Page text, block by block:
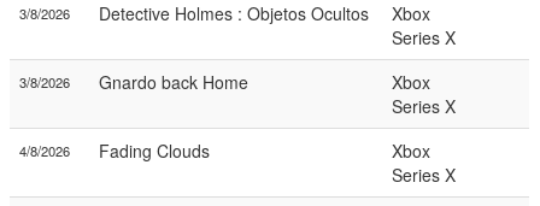
3/8/2026 Detective Holmes : Objetos Ocultos
Xbox
Series X
3/8/2026 Gnardo back Home
Xbox
Series X
4/8/2026 Fading Clouds
Xbox
Series X